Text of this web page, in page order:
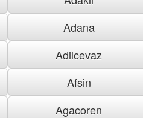
Adana
Adilcevaz
Afsin
Agacoren